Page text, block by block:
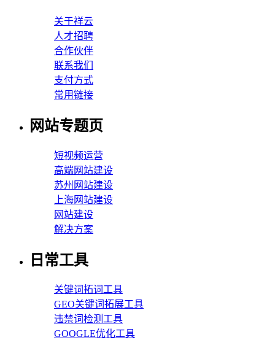
关于祥云
人才招聘
合作伙伴
联系我们
支付方式
常用链接
网站专题页
短视频运营
高端网站建设
苏州网站建设
上海网站建设
网站建设
解决方案
日常工具
关键词拓词工具
GEO关键词拓展工具
违禁词检测工具
GOOGLE优化工具